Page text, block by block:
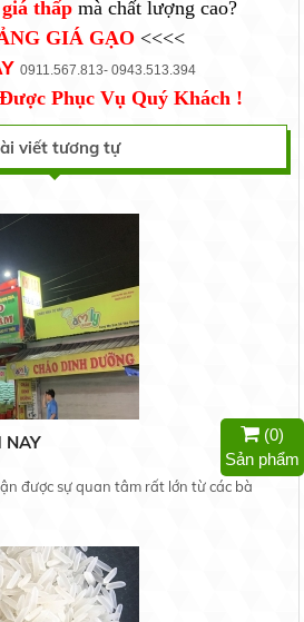
thấp mà chất lượng cao?
GIÁ GẠO <<<<
0911.567.813- 0943.513.394
Phục Vụ Quý Khách !
viết tương tự
NAY
được sự quan tâm rất lớn từ các bà
(0)
Sản phẩm